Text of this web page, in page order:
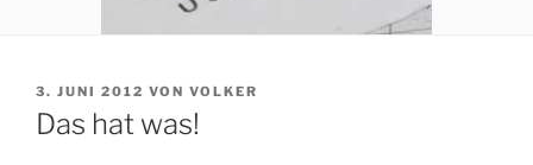
VERÖFFENTLICHT
AM
3. JUNI 2012 VON VOLKER
Das hat was!